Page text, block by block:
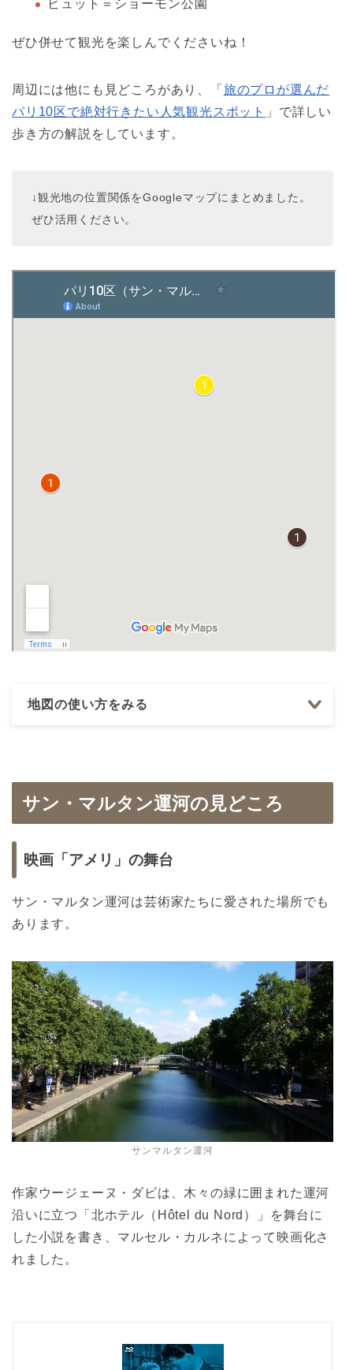
ビュット＝ショーモン公園
ぜひ併せて観光を楽しんでくださいね！
周辺には他にも見どころがあり、「 旅のプロが選んだ
パリ10区で絶対行きたい人気観光スポット
」で詳しい
歩き方の解説をしています。
↓観光地の位置関係をGoogleマップにまとめました。
ぜひ活用ください。
地図の使い方をみる
サン・マルタン運河の見どころ
映画「アメリ」の舞台
サン・マルタン運河は芸術家たちに愛された場所でも
あります。
サンマルタン運河
作家ウージェーヌ・ダビは、木々の緑に囲まれた運河
沿いに立つ「北ホテル（Hôtel du Nord）」を舞台に
した小説を書き、マルセル・カルネによって映画化さ
れました。